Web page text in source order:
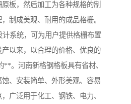
板，然后加工为各种规格的制
制成美观、耐用的成品格栅。
计系统，可为用户提供格栅布置
以来，以合理的价格、优良的
**。河南新格钢格板具有省材、
、安装简单、外形美观、容易
广泛用于化工、钢铁、电力、